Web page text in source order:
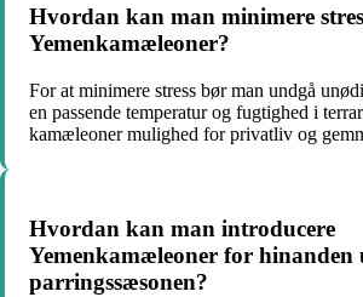
Hvordan kan man minimere
Yemenkamæleoner?
For at minimere stress bør man undgå
en passende temperatur og fugtighed i
kamæleoner mulighed for privatliv og
Hvordan kan man introducere
Yemenkamæleoner for hinanden
parringssæsonen?